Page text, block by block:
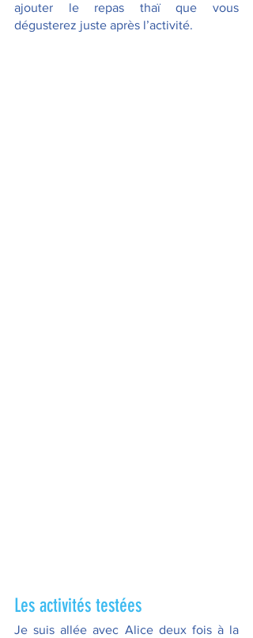
ajouter le repas thaï que vous
dégusterez juste après l’activité.
Les activités testées
Je suis allée avec Alice deux fois à la